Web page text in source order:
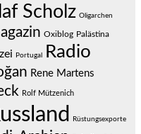
Scholz Oligarchen
Oxiblog Palästina
Portugal Radio
Rene Martens
Rolf Mützenich
Rüstungsexporte